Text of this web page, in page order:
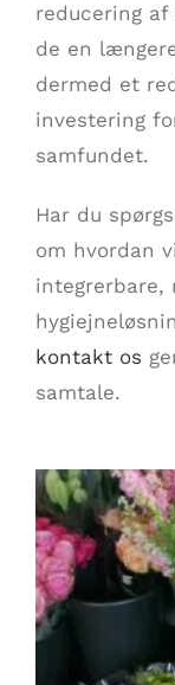
reducering
de en
dermed et
investering
samfundet.
Har du
om hvordan
integrerbare,
kontakt os
samtale.